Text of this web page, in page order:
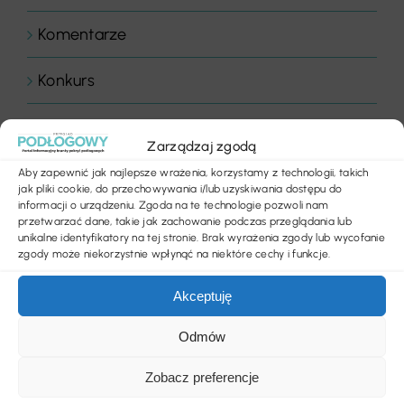
Zarządzaj zgodą
Aby zapewnić jak najlepsze wrażenia, korzystamy z technologii, takich
jak pliki cookie, do przechowywania i/lub uzyskiwania dostępu do
informacji o urządzeniu. Zgoda na te technologie pozwoli nam
przetwarzać dane, takie jak zachowanie podczas przeglądania lub
unikalne identyfikatory na tej stronie. Brak wyrażenia zgody lub wycofanie
zgody może niekorzystnie wpłynąć na niektóre cechy i funkcje.
Akceptuję
Odmów
Zobacz preferencje
Komentarze
Konkurs
LVT
News
Nowości produktowe